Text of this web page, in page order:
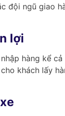
đội ngũ giao
lợi
hàng kể
khách lấy